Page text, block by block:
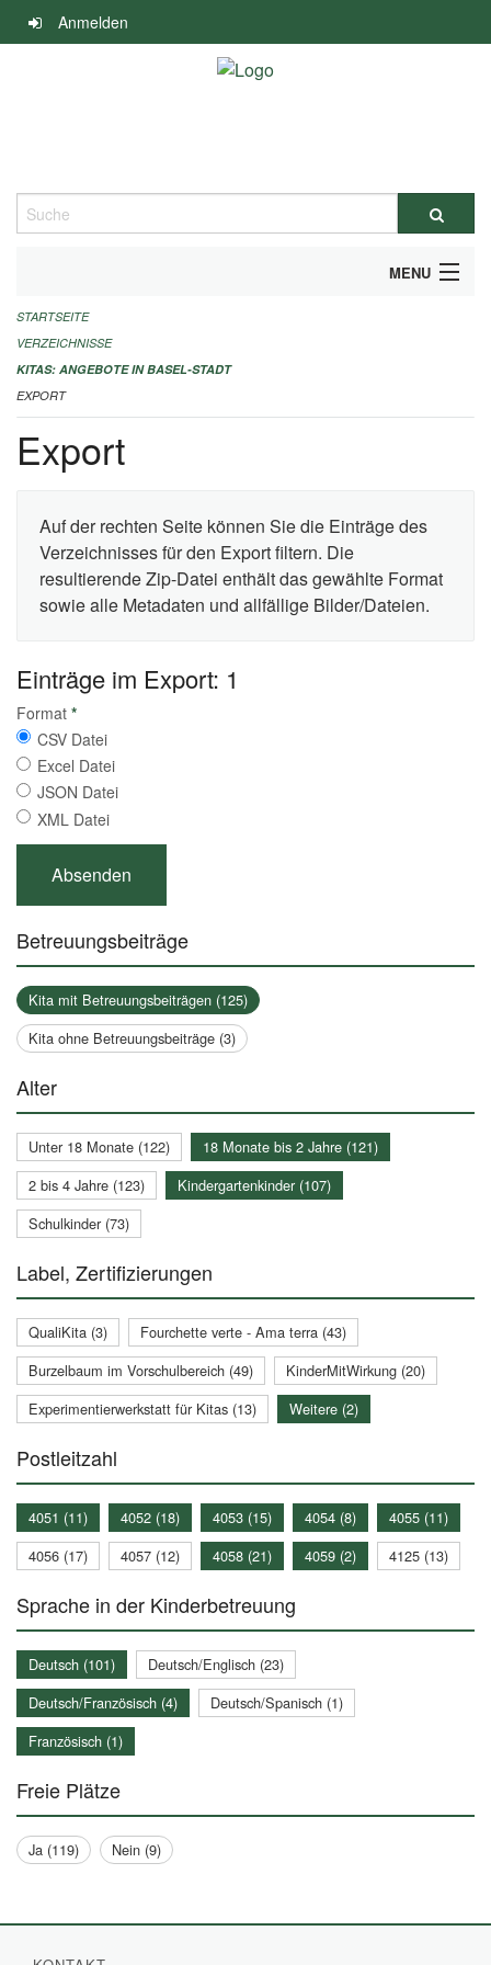
Navigation
überspringen
Anmelden
Suche
MENU
ALLGEMEINE INFORMATIONEN
IMPRESSUM
STARTSEITE
VERZEICHNISSE
KITAS: ANGEBOTE IN BASEL-STADT
EXPORT
Export
Auf der rechten Seite können Sie die Einträge des
Verzeichnisses für den Export filtern. Die
resultierende Zip-Datei enthält das gewählte Format
sowie alle Metadaten und allfällige Bilder/Dateien.
Einträge im Export: 1
Format *
CSV Datei
Excel Datei
JSON Datei
XML Datei
Betreuungsbeiträge
Kita mit Betreuungsbeiträgen (125)
Kita ohne Betreuungsbeiträge (3)
Alter
Unter 18 Monate (122)
18 Monate bis 2 Jahre (121)
2 bis 4 Jahre (123)
Kindergartenkinder (107)
Schulkinder (73)
Label, Zertifizierungen
QualiKita (3)
Fourchette verte - Ama terra (43)
Burzelbaum im Vorschulbereich (49)
KinderMitWirkung (20)
Experimentierwerkstatt für Kitas (13)
Weitere (2)
Postleitzahl
4051 (11) 4052 (18) 4053 (15) 4054 (8)
4055 (11)
4056 (17)
4057 (12) 4058 (21) 4059 (2) 4125 (13)
Sprache in der Kinderbetreuung
Deutsch (101)
Deutsch/Englisch (23)
Deutsch/Französisch (4)
Deutsch/Spanisch (1)
Französisch (1)
Freie Plätze
Ja (119) Nein (9)